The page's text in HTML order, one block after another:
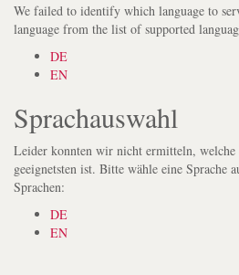
We failed to identify which language to
language from the list of supported
DE
EN
Sprachauswahl
Leider konnten wir nicht ermitteln, welche
geeignetsten ist. Bitte wähle eine Sprache
Sprachen:
DE
EN